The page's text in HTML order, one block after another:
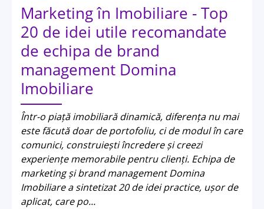
Marketing în Imobiliare - Top
20 de idei utile recomandate
de echipa de brand
management Domina
Imobiliare
Într-o piață imobiliară dinamică, diferența nu mai
este făcută doar de portofoliu, ci de modul în care
comunici, construiești încredere și creezi
experiențe memorabile pentru clienți. Echipa de
marketing și brand management Domina
Imobiliare a sintetizat 20 de idei practice, ușor de
aplicat, care po...